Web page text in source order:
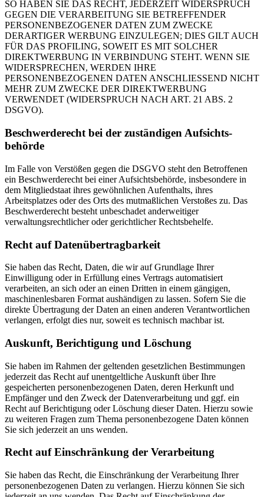
SO HABEN SIE DAS RECHT, JEDERZEIT WIDERSPRUCH
GEGEN DIE VERARBEITUNG SIE BETREFFENDER
PERSONENBEZOGENER DATEN ZUM ZWECKE
DERARTIGER WERBUNG EINZULEGEN; DIES GILT AUCH
FÜR DAS PROFILING, SOWEIT ES MIT SOLCHER
DIREKTWERBUNG IN VERBINDUNG STEHT. WENN SIE
WIDERSPRECHEN, WERDEN IHRE
PERSONENBEZOGENEN DATEN ANSCHLIESSEND NICHT
MEHR ZUM ZWECKE DER DIREKTWERBUNG
VERWENDET (WIDERSPRUCH NACH ART. 21 ABS. 2
DSGVO).
Beschwerde­recht bei der zuständigen Aufsichts­
behörde
Im Falle von Verstößen gegen die DSGVO steht den Betroffenen
ein Beschwerderecht bei einer Aufsichtsbehörde, insbesondere in
dem Mitgliedstaat ihres gewöhnlichen Aufenthalts, ihres
Arbeitsplatzes oder des Orts des mutmaßlichen Verstoßes zu. Das
Beschwerderecht besteht unbeschadet anderweitiger
verwaltungsrechtlicher oder gerichtlicher Rechtsbehelfe.
Recht auf Daten­übertrag­barkeit
Sie haben das Recht, Daten, die wir auf Grundlage Ihrer
Einwilligung oder in Erfüllung eines Vertrags automatisiert
verarbeiten, an sich oder an einen Dritten in einem gängigen,
maschinenlesbaren Format aushändigen zu lassen. Sofern Sie die
direkte Übertragung der Daten an einen anderen Verantwortlichen
verlangen, erfolgt dies nur, soweit es technisch machbar ist.
Auskunft, Berichtigung und Löschung
Sie haben im Rahmen der geltenden gesetzlichen Bestimmungen
jederzeit das Recht auf unentgeltliche Auskunft über Ihre
gespeicherten personenbezogenen Daten, deren Herkunft und
Empfänger und den Zweck der Datenverarbeitung und ggf. ein
Recht auf Berichtigung oder Löschung dieser Daten. Hierzu sowie
zu weiteren Fragen zum Thema personenbezogene Daten können
Sie sich jederzeit an uns wenden.
Recht auf Einschränkung der Verarbeitung
Sie haben das Recht, die Einschränkung der Verarbeitung Ihrer
personenbezogenen Daten zu verlangen. Hierzu können Sie sich